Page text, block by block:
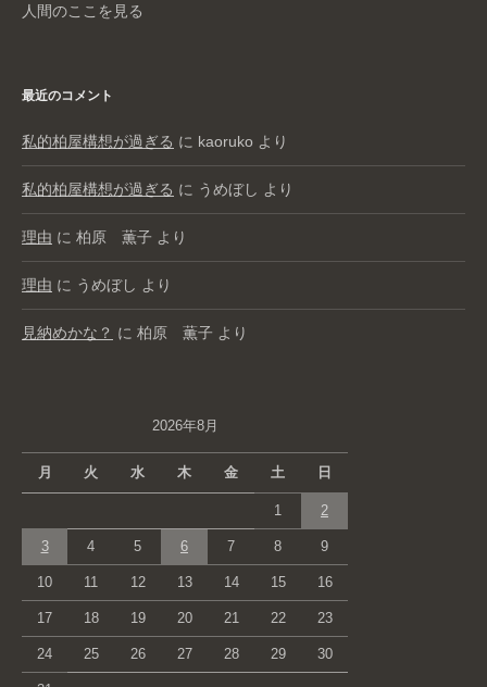
人間のここを見る
最近のコメント
私的柏屋構想が過ぎる に kaoruko より
私的柏屋構想が過ぎる に うめぼし より
理由 に 柏原 薫子 より
理由 に うめぼし より
見納めかな？ に 柏原 薫子 より
2026年8月
月 火 水 木 金 土 日
1 2
3 4 5 6 7 8 9
10 11 12 13 14 15 16
17 18 19 20 21 22 23
24 25 26 27 28 29 30